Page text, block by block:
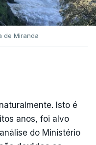
2026, 20:28
da PJ
Construbarcelos
obras na casa
de Miranda
Isto é
anos, foi alvo
do Ministério